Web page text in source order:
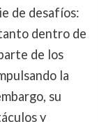
de desafíos:
dentro de
de los
la
su
y